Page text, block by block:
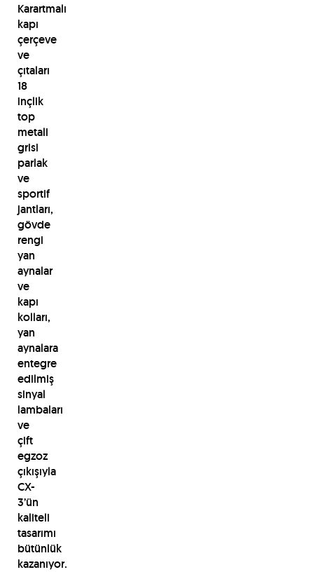
Karartmalı
kapı
çerçeve
ve
çıtaları
18
inçlik
top
metali
grisi
parlak
ve
sportif
jantları,
gövde
rengi
yan
aynalar
ve
kapı
kolları,
yan
aynalara
entegre
edilmiş
sinyal
lambaları
ve
çift
egzoz
çıkışıyla
CX-
3’ün
kaliteli
tasarımı
bütünlük
kazanıyor.